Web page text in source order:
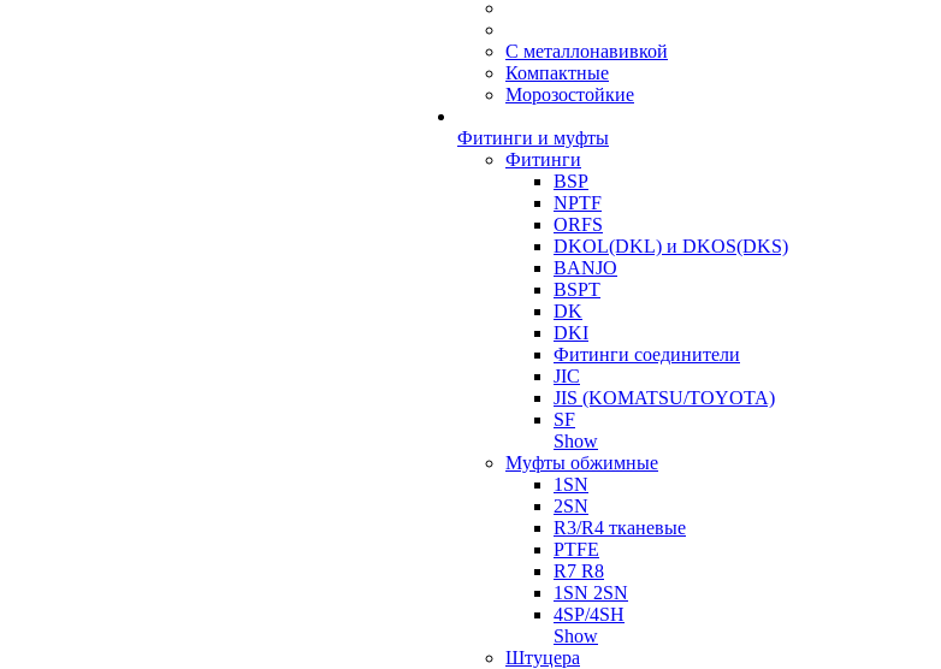
С металлонавивкой
Компактные
Морозостойкие
Фитинги и муфты
Фитинги
BSP
NPTF
ORFS
DKOL(DKL) и DKOS(DKS)
BANJO
BSPT
DK
DKI
Фитинги соединители
JIC
JIS (KOMATSU/TOYOTA)
SF
Show
Муфты обжимные
1SN
2SN
R3/R4 тканевые
PTFE
R7 R8
1SN 2SN
4SP/4SH
Show
Штуцера